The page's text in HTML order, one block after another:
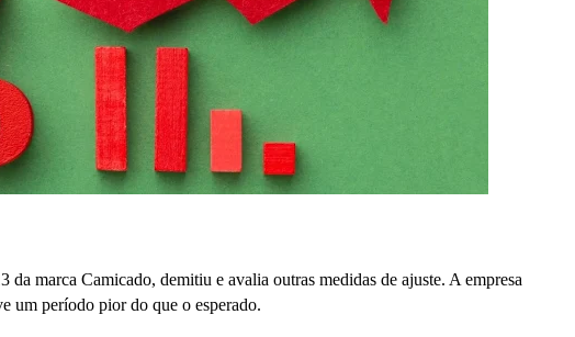
da marca Camicado, demitiu e avalia outras medidas de ajuste. A empresa
um período pior do que o esperado.